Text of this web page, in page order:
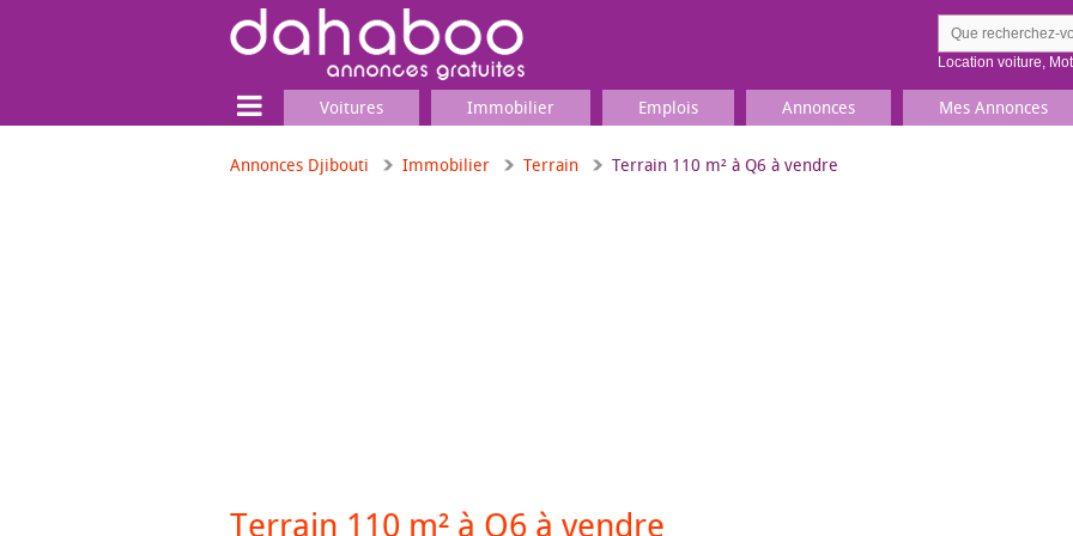
Location voiture,
Voitures Immobilier Emplois Annonces Mes Annonces
Annonces Djibouti Immobilier Terrain Terrain 110 m² à Q6 à vendre
Terrain 110 m² à Q6 à vendre